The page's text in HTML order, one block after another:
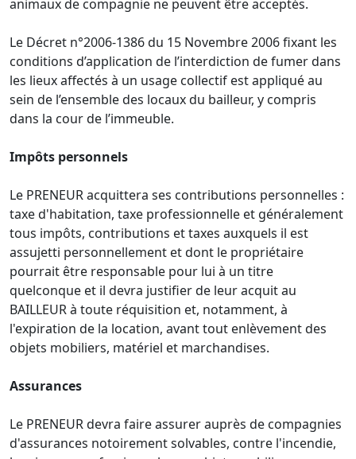
animaux de compagnie ne peuvent être acceptés.
Le Décret n°2006-1386 du 15 Novembre 2006 fixant les
conditions d’application de l’interdiction de fumer dans
les lieux affectés à un usage collectif est appliqué au
sein de l’ensemble des locaux du bailleur, y compris
dans la cour de l’immeuble.
Impôts personnels
Le PRENEUR acquittera ses contributions personnelles :
taxe d'habitation, taxe professionnelle et généralement
tous impôts, contributions et taxes auxquels il est
assujetti personnellement et dont le propriétaire
pourrait être responsable pour lui à un titre
quelconque et il devra justifier de leur acquit au
BAILLEUR à toute réquisition et, notamment, à
l'expiration de la location, avant tout enlèvement des
objets mobiliers, matériel et marchandises.
Assurances
Le PRENEUR devra faire assurer auprès de compagnies
d'assurances notoirement solvables, contre l'incendie,